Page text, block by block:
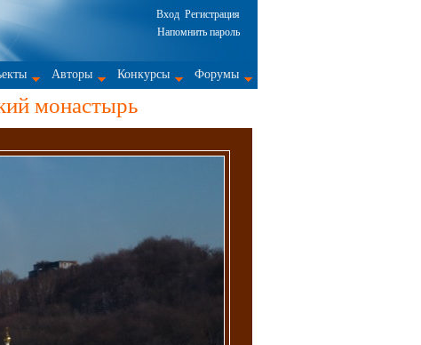
Вход Регистрация
Напомнить пароль
Авторы Конкурсы Форумы
монастырь